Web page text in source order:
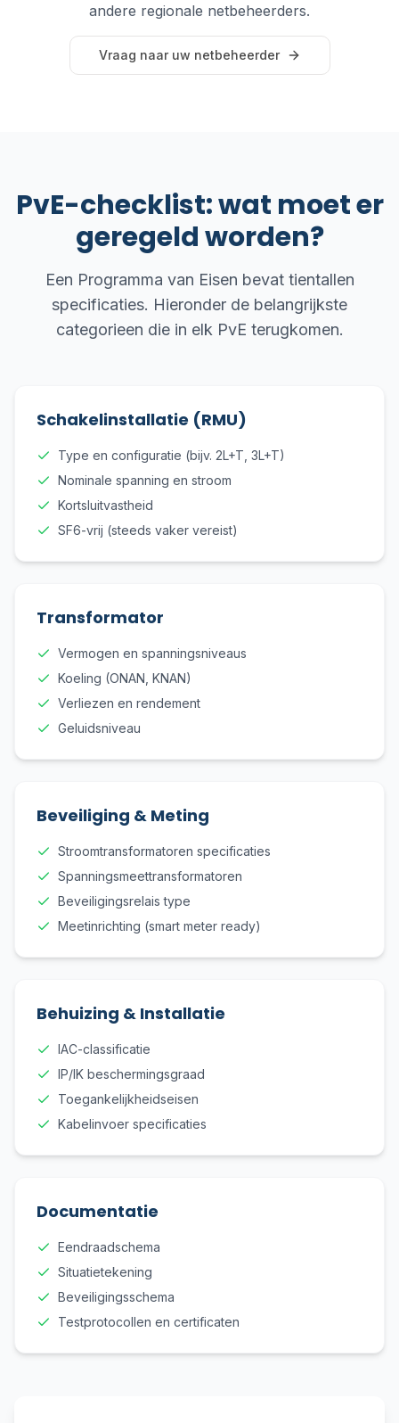
andere regionale netbeheerders.
Vraag naar uw netbeheerder
PvE-checklist: wat moet er
geregeld worden?
Een Programma van Eisen bevat tientallen
specificaties. Hieronder de belangrijkste
categorieen die in elk PvE terugkomen.
Schakelinstallatie (RMU)
Type en configuratie (bijv. 2L+T, 3L+T)
Nominale spanning en stroom
Kortsluitvastheid
SF6-vrij (steeds vaker vereist)
Transformator
Vermogen en spanningsniveaus
Koeling (ONAN, KNAN)
Verliezen en rendement
Geluidsniveau
Beveiliging & Meting
Stroomtransformatoren specificaties
Spanningsmeettransformatoren
Beveiligingsrelais type
Meetinrichting (smart meter ready)
Behuizing & Installatie
IAC-classificatie
IP/IK beschermingsgraad
Toegankelijkheidseisen
Kabelinvoer specificaties
Documentatie
Eendraadschema
Situatietekening
Beveiligingsschema
Testprotocollen en certificaten